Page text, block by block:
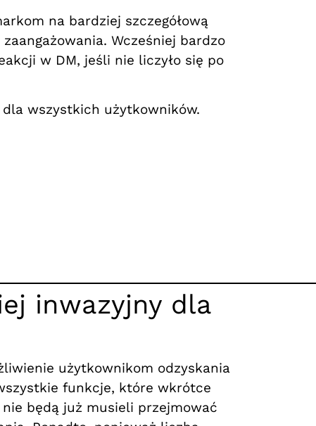
na bardziej szczegółową
Wcześniej bardzo
w DM, jeśli nie liczyło się po
wszystkich użytkowników.
inwazyjny dla
użytkownikom odzyskania
funkcje, które wkrótce
będą już musieli przejmować